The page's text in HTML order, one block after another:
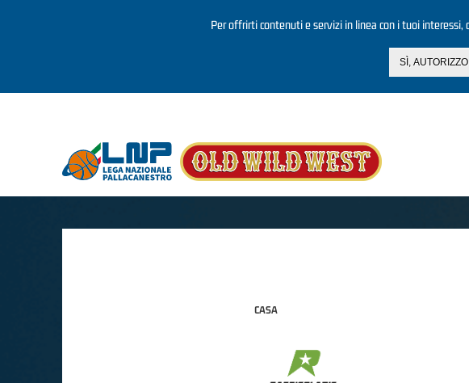
Per offrirti contenuti e servizi in linea con i tuoi interessi,
SÌ, AUTORIZZO
CASA